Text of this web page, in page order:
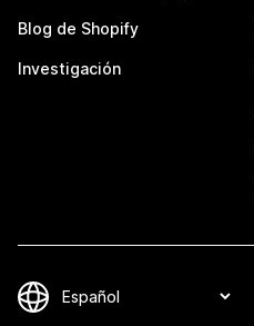
Blog de Shopify
Investigación